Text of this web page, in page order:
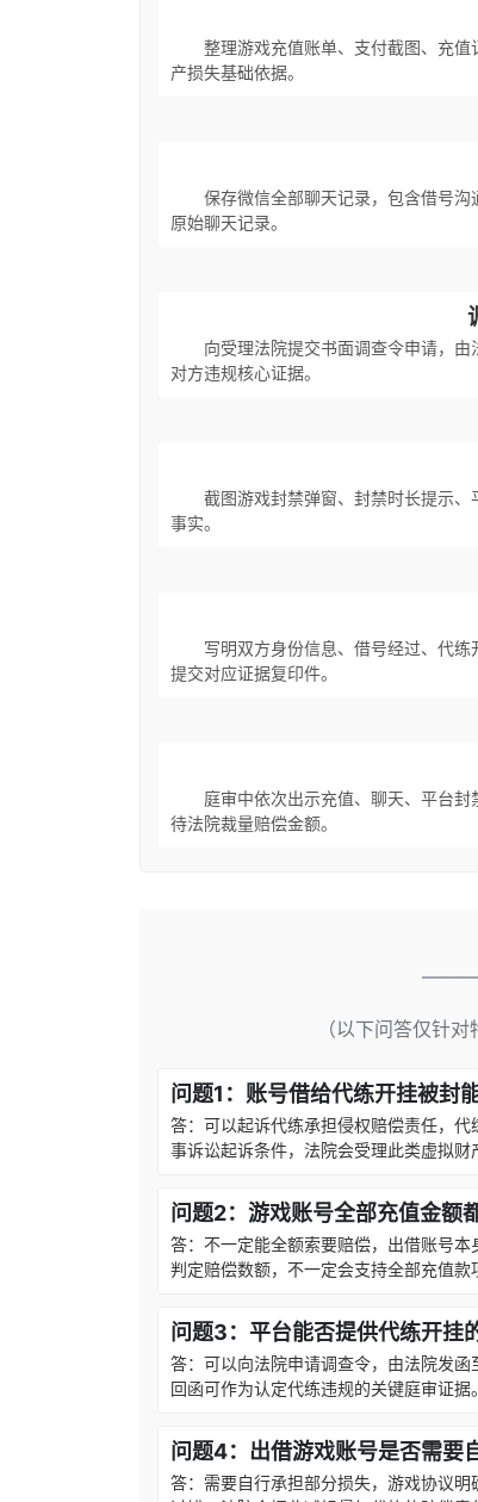
整理游戏充值账单、支付截图、充
产损失基础依据。
保存微信全部聊天记录，包含借号
原始聊天记录。
向受理法院提交书面调查令申请，
对方违规核心证据。
截图游戏封禁弹窗、封禁时长提示
事实。
写明双方身份信息、借号经过、代练
提交对应证据复印件。
庭审中依次出示充值、聊天、平台
待法院裁量赔偿金额。
———
（以下问答仅针
问题1：账号借给代练开挂被封
答：可以起诉代练承担侵权赔偿责任，
事诉讼起诉条件，法院会受理此类虚拟财
问题2：游戏账号全部充值金额
答：不一定能全额索要赔偿，出借账号
判定赔偿数额，不一定会支持全部充值款
问题3：平台能否提供代练开挂
答：可以向法院申请调查令，由法院发
回函可作为认定代练违规的关键庭审证据。
问题4：出借游戏账号是否需要
答：需要自行承担部分损失，游戏协议